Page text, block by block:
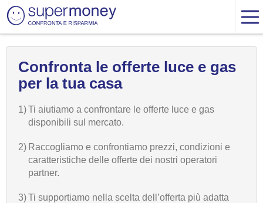
Confronta le offerte luce e gas
per la tua casa
1)Ti aiutiamo a confrontare le offerte luce e gas
disponibili sul mercato.
2) Raccogliamo e confrontiamo prezzi, condizioni e
caratteristiche delle offerte dei nostri operatori
partner.
3)Ti supportiamo nella scelta dell’offerta più adatta